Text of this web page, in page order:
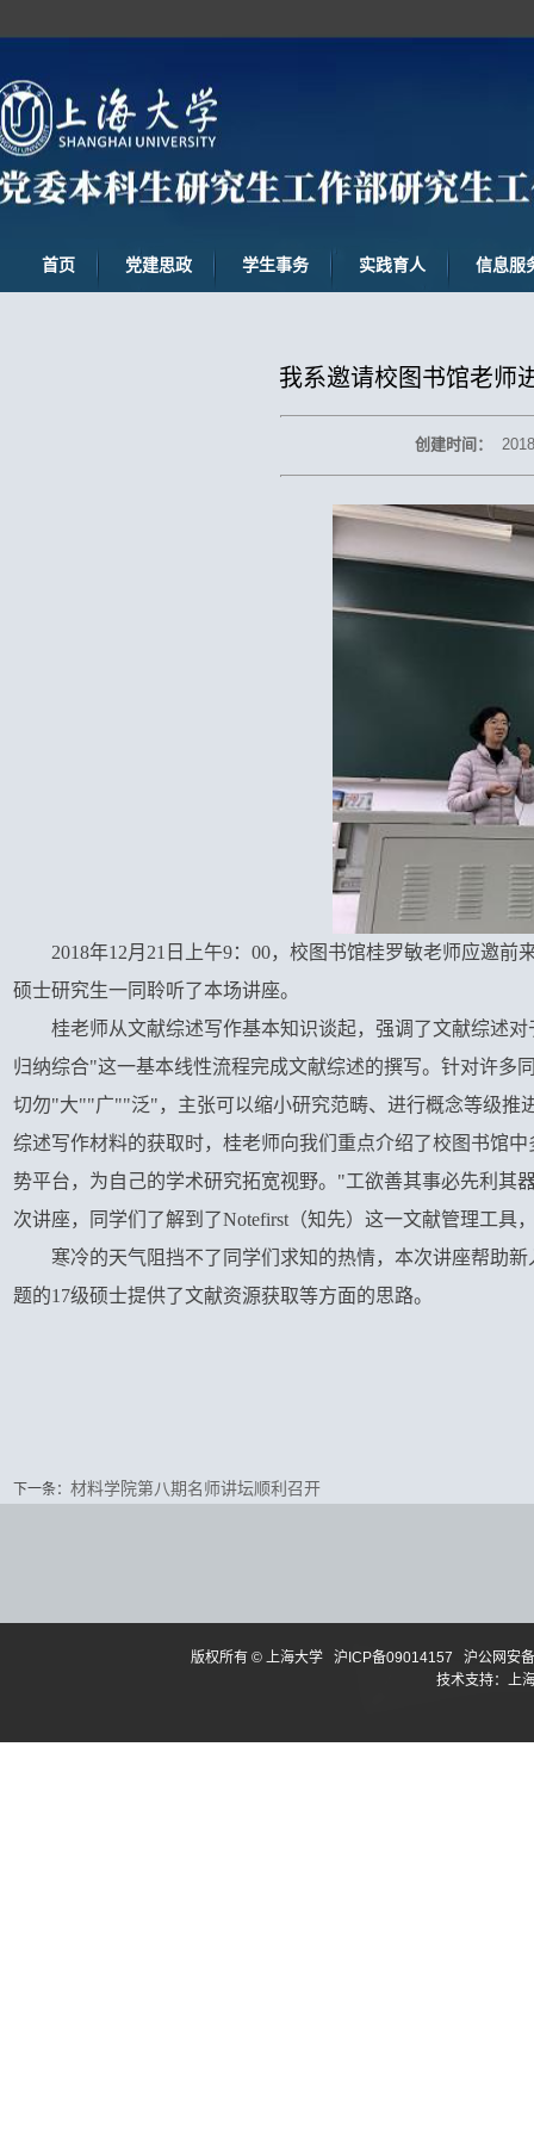
首页 党建思政 学生事务 实践育人 信息服
我系邀请校图书馆老师
创建时间：
2018年12月21日上午9：00，校图书馆桂罗敏老师应邀
硕士研究生一同聆听了本场讲座。
桂老师从文献综述写作基本知识谈起，强调了文献综述
归纳综合"这一基本线性流程完成文献综述的撰写。针对许多
切勿"大""广""泛"，主张可以缩小研究范畴、进行概念等级推
综述写作材料的获取时，桂老师向我们重点介绍了校图书馆
势平台，为自己的学术研究拓宽视野。"工欲善其事必先利其
次讲座，同学们了解到了Notefirst（知先）这一文献管理工
寒冷的天气阻挡不了同学们求知的热情，本次讲座帮助
题的17级硕士提供了文献资源获取等方面的思路。
下一条： 材料学院第八期名师讲坛顺利召开
版权所有 © 上海大学 沪ICP备09014157
沪公网安
技术支持：上